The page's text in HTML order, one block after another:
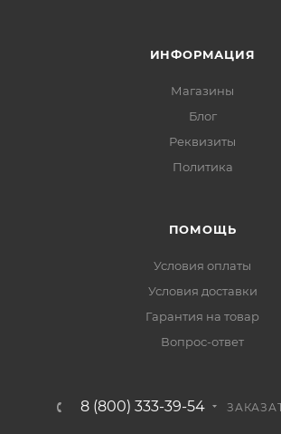
ИНФОРМАЦИЯ
Магазины
Блог
Реквизиты
Политика
ПОМОЩЬ
Условия оплаты
Условия доставки
Гарантия на товар
Вопрос-ответ
8 (800) 333-39-54